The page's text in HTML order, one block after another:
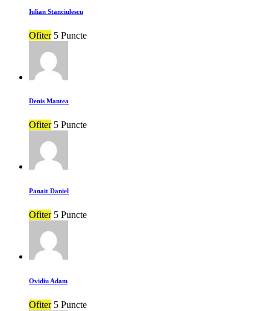
Iulian Stanciulescu
Ofiter 5 Puncte
Denis Mantea
Ofiter 5 Puncte
Panait Daniel
Ofiter 5 Puncte
Ovidiu Adam
Ofiter 5 Puncte